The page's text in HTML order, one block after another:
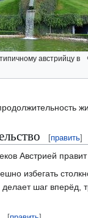
австрийцу в
[править]
Австрией
избегать
делает шаг вперёд,